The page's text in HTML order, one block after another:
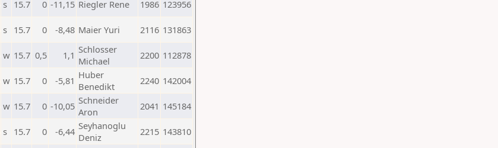
s 15.7 0 -11,15 Riegler Rene 1986 123956
s 15.7 0 -8,48 Maier Yuri 2116 131863
w 15.7 0,5 1,1 Schlosser
Michael
2200 112878
w 15.7 0 -5,81 Huber
Benedikt
2240 142004
w 15.7 0 -10,05 Schneider
Aron
2041 145184
s 15.7 0 -6,44 Seyhanoglu
Deniz
2215 143810